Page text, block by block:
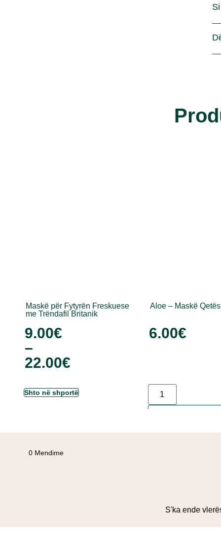
Maskë për Fytyrën Freskuese
me Trëndafil Britanik
9.00€
–
22.00€
Shto në shportë
Aloe – Maskë
6.00€
0 Mendime
S'ka ende